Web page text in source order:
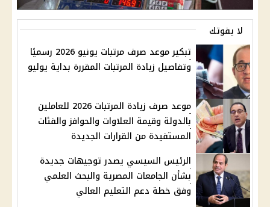
لا يفوتك
تبكير موعد صرف مرتبات يونيو 2026 رسميًا
وتفاصيل زيادة المرتبات المقررة بداية يوليو
موعد صرف زيادة المرتبات 2026 للعاملين
بالدولة وقيمة العلاوات والحوافز والفئات
المستفيدة من القرارات الجديدة
الرئيس السيسي يصدر توجيهات جديدة
بشأن الجامعات المصرية والبحث العلمي
وفق خطة دعم التعليم العالي